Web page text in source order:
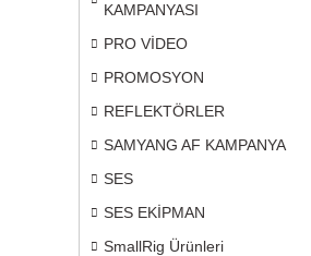
KAMPANYASI
PRO VİDEO
PROMOSYON
REFLEKTÖRLER
SAMYANG AF KAMPANYA
SES
SES EKİPMAN
SmallRig Ürünleri